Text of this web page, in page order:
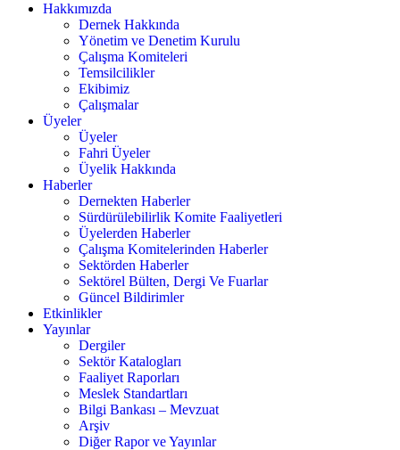
Hakkımızda
Dernek Hakkında
Yönetim ve Denetim Kurulu
Çalışma Komiteleri
Temsilcilikler
Ekibimiz
Çalışmalar
Üyeler
Üyeler
Fahri Üyeler
Üyelik Hakkında
Haberler
Dernekten Haberler
Sürdürülebilirlik Komite Faaliyetleri
Üyelerden Haberler
Çalışma Komitelerinden Haberler
Sektörden Haberler
Sektörel Bülten, Dergi Ve Fuarlar
Güncel Bildirimler
Etkinlikler
Yayınlar
Dergiler
Sektör Katalogları
Faaliyet Raporları
Meslek Standartları
Bilgi Bankası – Mevzuat
Arşiv
Diğer Rapor ve Yayınlar